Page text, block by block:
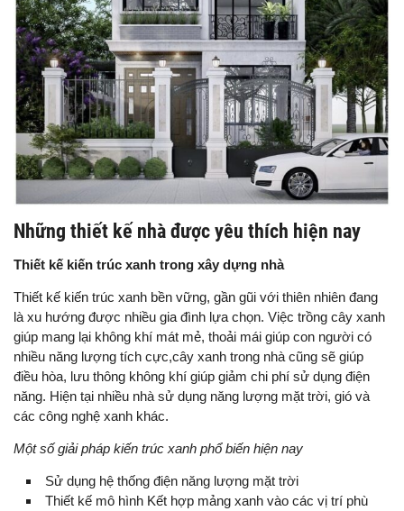
Những thiết kế nhà được yêu thích hiện nay
Thiết kế kiến trúc xanh trong xây dựng nhà
Thiết kế kiến trúc xanh bền vững, gần gũi với thiên nhiên đang
là xu hướng được nhiều gia đình lựa chọn. Việc trồng cây xanh
giúp mang lại không khí mát mẻ, thoải mái giúp con người có
nhiều năng lượng tích cực,cây xanh trong nhà cũng sẽ giúp
điều hòa, lưu thông không khí giúp giảm chi phí sử dụng điện
năng. Hiện tại nhiều nhà sử dụng năng lượng mặt trời, gió và
các công nghệ xanh khác.
Một số giải pháp kiến trúc xanh phổ biến hiện nay
Sử dụng hệ thống điện năng lượng mặt trời
Thiết kế mô hình Kết hợp mảng xanh vào các vị trí phù